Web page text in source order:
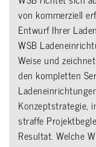
von kommerziell
Entwurf Ihrer
WSB
Weise und
den kompletten
Konzeptstrategie,
straffe
Resultat. Welche